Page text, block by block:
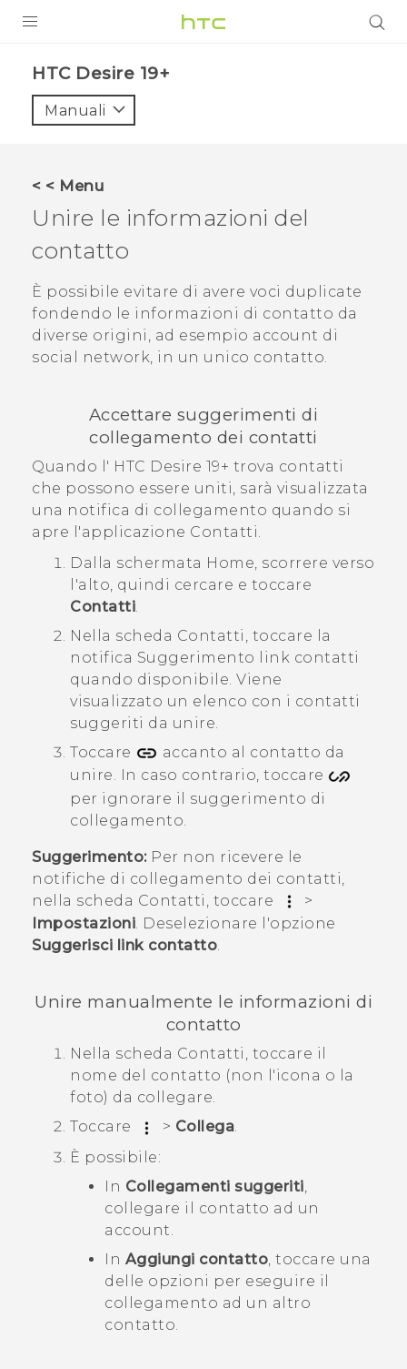
VIVE
VIVERSE
ASSISTENZA
Accessori e dispositivi HTC
Accesso
‎HTC Desire 19+‎‎
Manuali
< < Menu
Unire le informazioni del
contatto
È possibile evitare di avere voci duplicate
fondendo le informazioni di contatto da
diverse origini, ad esempio account di
social network, in un unico contatto.
Accettare suggerimenti di
collegamento dei contatti
Quando l' HTC Desire 19+‍ trova contatti
che possono essere uniti, sarà visualizzata
una notifica di collegamento quando si
apre l'applicazione Contatti.
Dalla schermata Home, scorrere verso
l'alto, quindi cercare e toccare
Contatti.
Nella scheda Contatti , toccare la
notifica Suggerimento link contatti
quando disponibile. Viene
visualizzato un elenco con i contatti
suggeriti da unire.
Toccare
accanto al contatto da
unire. In caso contrario, toccare
per ignorare il suggerimento di
collegamento.
Suggerimento:Per non ricevere le
notifiche di collegamento dei contatti,
nella scheda Contatti , toccare
>
Impostazioni. Deselezionare l'opzione
Suggerisci link contatto.
Unire manualmente le informazioni di
contatto
Nella scheda Contatti , toccare il
nome del contatto (non l'icona o la
foto) da collegare.
Toccare
> Collega.
È possibile:
In Collegamenti suggeriti
collegare il contatto ad un
account.
In Aggiungi contatto , toccare una
delle opzioni per eseguire il
collegamento ad un altro
contatto.